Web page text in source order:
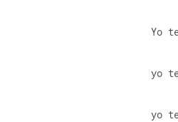
Yo
yo
yo